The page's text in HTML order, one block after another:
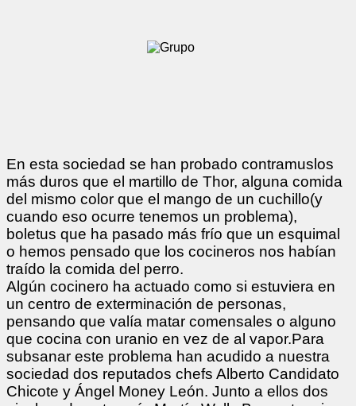
En esta sociedad se han probado contramuslos
más duros que el martillo de Thor, alguna comida
del mismo color que el mango de un cuchillo(y
cuando eso ocurre tenemos un problema),
boletus que ha pasado más frío que un esquimal
o hemos pensado que los cocineros nos habían
traído la comida del perro.
Algún cocinero ha actuado como si estuviera en
un centro de exterminación de personas,
pensando que valía matar comensales o alguno
que cocina con uranio en vez de al vapor.Para
subsanar este problema han acudido a nuestra
sociedad dos reputados chefs Alberto Candidato
Chicote y Ángel Money León. Junto a ellos dos